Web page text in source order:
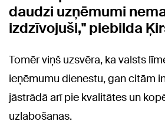
daudzi uzņēmumi
izdzīvojuši," piebilda
Tomēr viņš uzsvēra, ka valsts
ieņēmumu dienestu, gan citām
jāstrādā arī pie kvalitātes un
uzlabošanas.